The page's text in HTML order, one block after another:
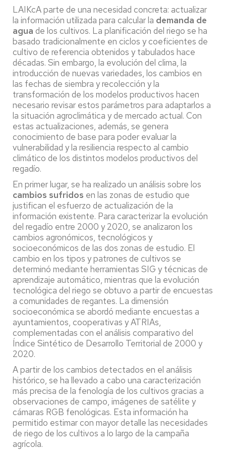
LAIKcA parte de una necesidad concreta: actualizar
la información utilizada para calcular la demanda de
agua de los cultivos. La planificación del riego se ha
basado tradicionalmente en ciclos y coeficientes de
cultivo de referencia obtenidos y tabulados hace
décadas. Sin embargo, la evolución del clima, la
introducción de nuevas variedades, los cambios en
las fechas de siembra y recolección y la
transformación de los modelos productivos hacen
necesario revisar estos parámetros para adaptarlos a
la situación agroclimática y de mercado actual. Con
estas actualizaciones, además, se genera
conocimiento de base para poder evaluar la
vulnerabilidad y la resiliencia respecto al cambio
climático de los distintos modelos productivos del
regadío.
En primer lugar, se ha realizado un análisis sobre los
cambios sufridos en las zonas de estudio que
justifican el esfuerzo de actualización de la
información existente. Para caracterizar la evolución
del regadío entre 2000 y 2020, se analizaron los
cambios agronómicos, tecnológicos y
socioeconómicos de las dos zonas de estudio. El
cambio en los tipos y patrones de cultivos se
determinó mediante herramientas SIG y técnicas de
aprendizaje automático, mientras que la evolución
tecnológica del riego se obtuvo a partir de encuestas
a comunidades de regantes. La dimensión
socioeconómica se abordó mediante encuestas a
ayuntamientos, cooperativas y ATRIAs,
complementadas con el análisis comparativo del
Índice Sintético de Desarrollo Territorial de 2000 y
2020.
A partir de los cambios detectados en el análisis
histórico, se ha llevado a cabo una caracterización
más precisa de la fenología de los cultivos gracias a
observaciones de campo, imágenes de satélite y
cámaras RGB fenológicas. Esta información ha
permitido estimar con mayor detalle las necesidades
de riego de los cultivos a lo largo de la campaña
agrícola.